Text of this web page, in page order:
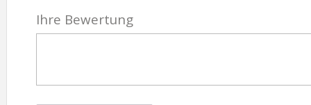
Ihre Bewertung